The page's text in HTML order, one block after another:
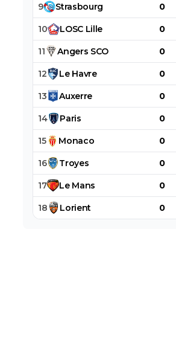
9 Strasbourg 0
10 LOSC Lille 0
11 Angers SCO 0
12 Le Havre 0
13 Auxerre 0
14 Paris 0
15 Monaco 0
16 Troyes 0
17 Le Mans 0
18 Lorient 0